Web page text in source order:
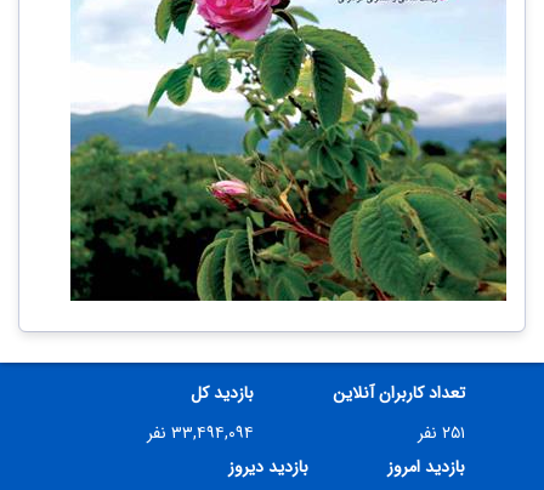
تعداد کاربران آنلاین
۲۵۱ نفر
بازدید کل
۳۳,۴۹۴,۰۹۴ نفر
بازدید امروز
بازدید دیروز